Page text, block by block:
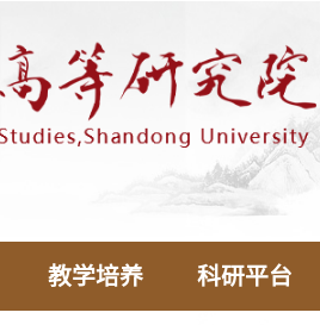
教学培养 科研平台